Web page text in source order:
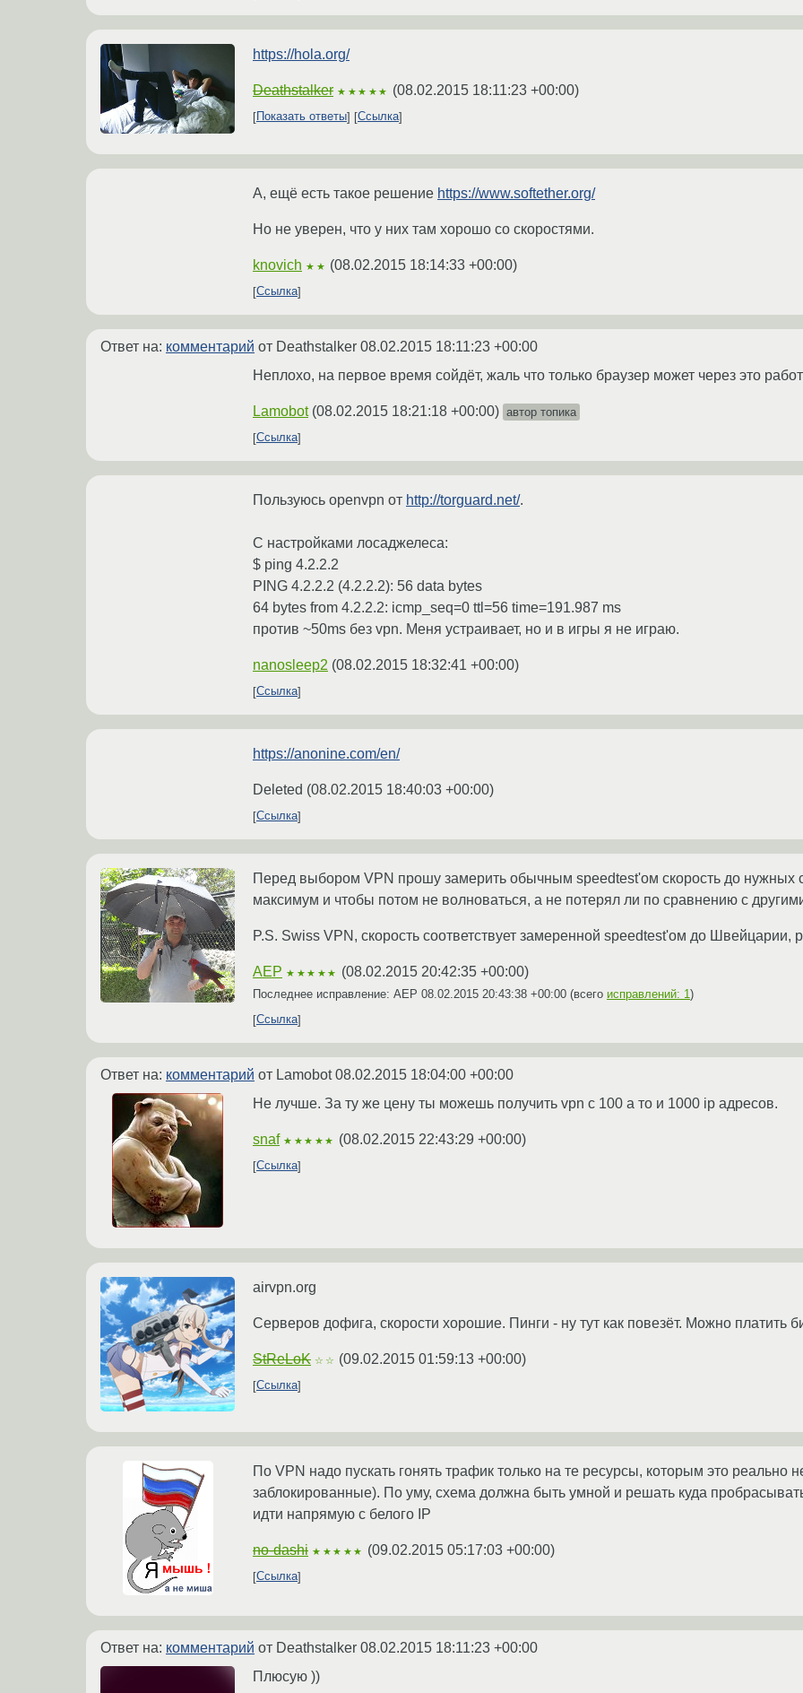
https://hola.org/
Deathstalker ★★★★★ (08.02.2015 18:11:23 +00:00)
Показать ответы Ссылка
А, ещё есть такое решение https://www.softether.org/
Но не уверен, что у них там хорошо со скоростями.
knovich ★★ (08.02.2015 18:14:33 +00:00)
Ссылка
Ответ на: комментарий от Deathstalker 08.02.2015 18:11:23 +00:00
Неплохо, на первое время сойдёт, жаль что только браузер может через это
Lamobot (08.02.2015 18:21:18 +00:00) автор топика
Ссылка
Пользуюсь openvpn от http://torguard.net/.
С настройками лосаджелеса:
$ ping 4.2.2.2
PING 4.2.2.2 (4.2.2.2): 56 data bytes
64 bytes from 4.2.2.2: icmp_seq=0 ttl=56 time=191.987 ms
против ~50ms без vpn. Меня устраивает, но и в игры я не играю.
nanosleep2 (08.02.2015 18:32:41 +00:00)
Ссылка
https://anonine.com/en/
Deleted (08.02.2015 18:40:03 +00:00)
Ссылка
Перед выбором VPN прошу замерить обычным speedtest'ом скорость до нужных
максимум и чтобы потом не волноваться, а не потерял ли по сравнению с
P.S. Swiss VPN, скорость соответствует замеренной speedtest'ом до Швейцарии,
AEP ★★★★★ (08.02.2015 20:42:35 +00:00)
Последнее исправление: AEP 08.02.2015 20:43:38 +00:00 (всего исправлений: 1 )
Ссылка
Ответ на: комментарий от Lamobot08.02.2015 18:04:00 +00:00
Не лучше. За ту же цену ты можешь получить vpn с 100 а то и 1000 ip адресов.
snaf ★★★★★ (08.02.2015 22:43:29 +00:00)
Ссылка
airvpn.org
Серверов дофига, скорости хорошие. Пинги - ну тут как повезёт. Можно платить
StReLoK ☆☆ (09.02.2015 01:59:13 +00:00)
Ссылка
По VPN надо пускать гонять трафик только на те ресурсы, которым это реально
заблокированные). По уму, схема должна быть умной и решать куда
идти напрямую с белого IP
no-dashi ★★★★★ (09.02.2015 05:17:03 +00:00)
Ссылка
Ответ на: комментарий от Deathstalker 08.02.2015 18:11:23 +00:00
Плюсую ))